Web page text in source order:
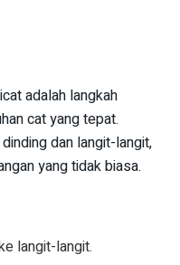
adalah langkah
cat yang tepat.
dan langit-langit,
yang tidak biasa.
langit-langit.